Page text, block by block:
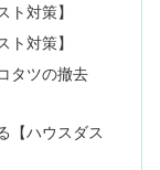
対策】
対策】
タツの撤去
【ハウスダス